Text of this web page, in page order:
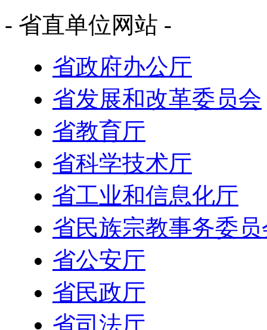
- 省直单位网站 -
省政府办公厅
省发展和改革委员会
省教育厅
省科学技术厅
省工业和信息化厅
省民族宗教事务委员
省公安厅
省民政厅
省司法厅